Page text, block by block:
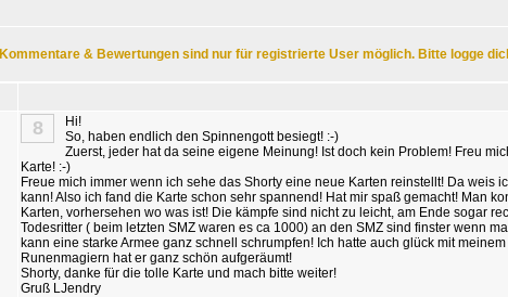
Kommentare & Bewertungen sind nur für registrierte User möglich. Bitte logge
8
Hi!
So, haben endlich den Spinnengott besiegt! :-)
Zuerst, jeder hat da seine eigene Meinung! Ist doch kein Problem! Freu
Karte! :-)
Freue mich immer wenn ich sehe das Shorty eine neue Karten reinstellt! Da weis
kann! Also ich fand die Karte schon sehr spannend! Hat mir spaß gemacht! Man
Karten, vorhersehen wo was ist! Die kämpfe sind nicht zu leicht, am Ende sogar
Todesritter ( beim letzten SMZ waren es ca 1000) an den SMZ sind finster wenn
kann eine starke Armee ganz schnell schrumpfen! Ich hatte auch glück mit
Runenmagiern hat er ganz schön aufgeräumt!
Shorty, danke für die tolle Karte und mach bitte weiter!
Gruß LJendry